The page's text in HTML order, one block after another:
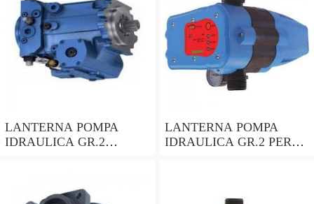
LANTERNA POMPA
IDRAULICA GR.2
MOTORE HONDA GX690
LANTERNA POMPA
IDRAULICA GR.2 PER